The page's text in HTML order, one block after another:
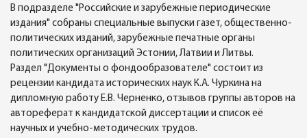
В подразделе "Российские и зарубежные периодические
издания" собраны специальные выпуски газет, общественно-
политических изданий, зарубежные печатные органы
политических организаций Эстонии, Латвии и Литвы.
Раздел "Документы о фондообразователе" состоит из
рецензии кандидата исторических наук К.А. Чуркина на
дипломную работу Е.В. Черненко, отзывов группы авторов на
автореферат к кандидатской диссертации и список её
научных и учебно-методических трудов.